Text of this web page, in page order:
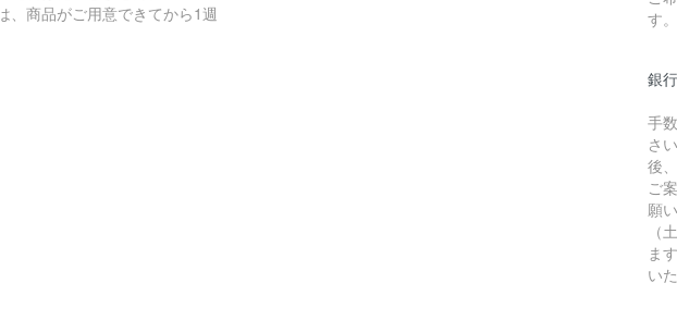
、商品がご用意できてから1週
す。
銀
手
さ
後
ご
願
（
ま
い